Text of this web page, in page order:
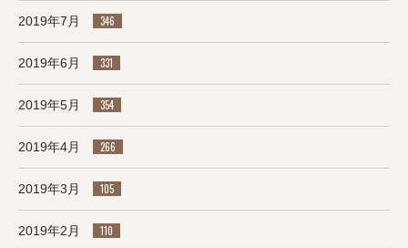
2019年7月 346
2019年6月 331
2019年5月 354
2019年4月 266
2019年3月 105
2019年2月 110